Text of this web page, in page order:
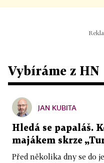
Vybíráme z HN
JAN KUBITA
Hledá se papaláš.
majákem skrze
Před několika dny se do